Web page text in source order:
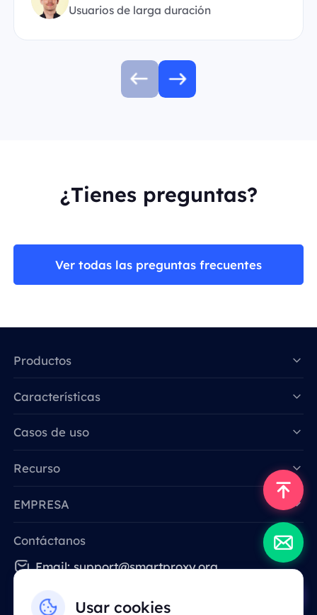
Usuarios de larga duración
¿Tienes preguntas?
Ver todas las preguntas frecuentes
Usar cookies
Productos
Características
Casos de uso
Recurso
EMPRESA
Contáctanos
Email: support@smartproxy.org